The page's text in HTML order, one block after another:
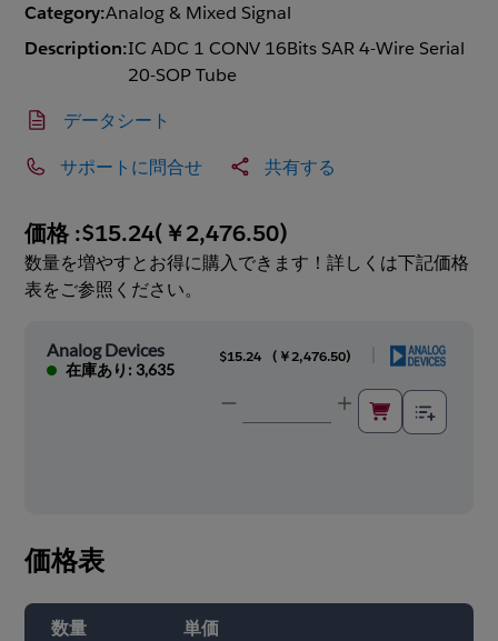
Category:Analog & Mixed Signal
Description:IC ADC 1 CONV 16Bits SAR 4-Wire Serial
20-SOP Tube
データシート
サポートに問合せ 共有する
価格 :$15.24(￥2,476.50)
数量を増やすとお得に購入できます！詳しくは下記価格
表をご参照ください。
Analog Devices
在庫あり: 3,635
$15.24 ( ￥2,476.50)
価格表
数量 単価